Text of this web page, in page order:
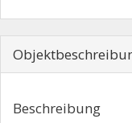
Beschreibung